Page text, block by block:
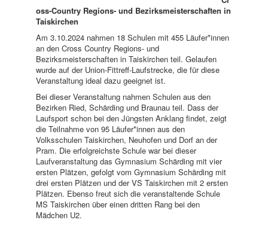
oss-Country Regions- und Bezirksmeisterschaften in
Taiskirchen
Am 3.10.2024 nahmen 18 Schulen mit 455 Läufer*innen
an den Cross Country Regions- und
Bezirksmeisterschaften in Taiskirchen teil. Gelaufen
wurde auf der Union-Fittreff-Laufstrecke, die für diese
Veranstaltung ideal dazu geeignet ist.
Bei dieser Veranstaltung nahmen Schulen aus den
Bezirken Ried, Schärding und Braunau teil. Dass der
Laufsport schon bei den Jüngsten Anklang findet, zeigt
die Teilnahme von 95 Läufer*innen aus den
Volksschulen Taiskirchen, Neuhofen und Dorf an der
Pram. Die erfolgreichste Schule war bei dieser
Laufveranstaltung das Gymnasium Schärding mit vier
ersten Plätzen, gefolgt vom Gymnasium Schärding mit
drei ersten Plätzen und der VS Taiskirchen mit 2 ersten
Plätzen. Ebenso freut sich die veranstaltende Schule
MS Taiskirchen über einen dritten Rang bei den
Mädchen U2.